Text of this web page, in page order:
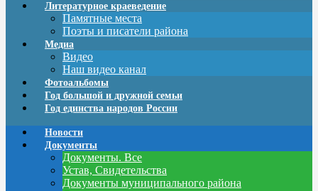
Литературное краеведение
Памятные места
Поэты и писатели района
Медиа
Видео
Наш видео канал
Фотоальбомы
Год большой и дружной семьи
Год единства народов России
Новости
Документы
Документы. Все
Устав, Свидетельства
Документы муниципального района